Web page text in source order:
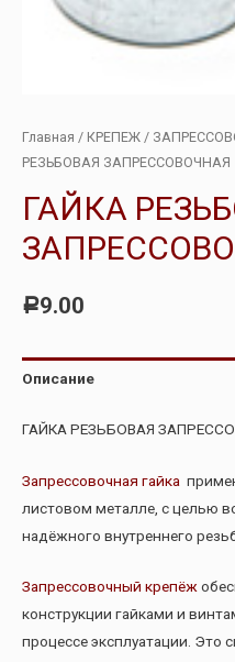
Главная / КРЕПЕЖ /
РЕЗЬБОВАЯ ЗАПРЕССОВОЧНАЯ
ГАЙКА
Р9.00
Описание
ГАЙКА РЕЗЬБОВАЯ
Запрессовочная гайка
листовом металле, с целью
надёжного внутреннего
Запрессовочный крепёж
конструкции гайками и
процессе эксплуатации. Это